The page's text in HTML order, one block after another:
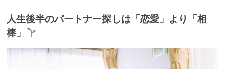
人生後半のパートナー探しは「恋愛」より「相
棒」